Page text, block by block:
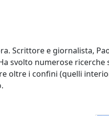
Scrittore e giornalista,
svolto numerose
oltre i confini (quelli